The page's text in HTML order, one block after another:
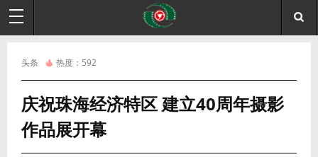
头条 热度： 592
庆祝珠海经济特区 建立40周年摄影
作品展开幕